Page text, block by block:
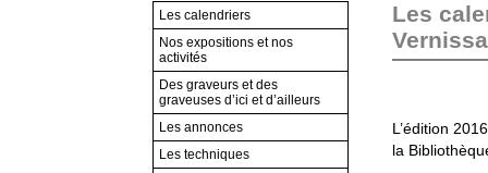
Les
L’édition
la
Les calendriers
Nos expositions et nos
activités
Des graveurs et des
graveuses d’ici et d’ailleurs
Les annonces
Les techniques